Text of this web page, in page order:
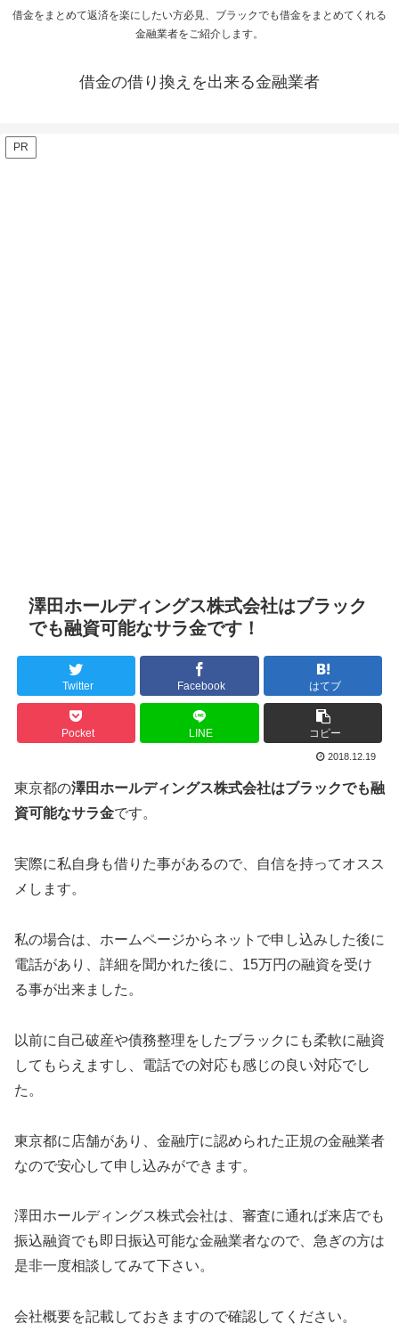
借金をまとめて返済を楽にしたい方必見、ブラックでも借金をまとめてくれる
金融業者をご紹介します。
借金の借り換えを出来る金融業者
PR
澤田ホールディングス株式会社はブラック
でも融資可能なサラ金です！
Twitter Facebook はてブ
Pocket LINE コピー
2018.12.19
東京都の澤田ホールディングス株式会社はブラックでも融
資可能なサラ金です。
実際に私自身も借りた事があるので、自信を持ってオスス
メします。
私の場合は、ホームページからネットで申し込みした後に
電話があり、詳細を聞かれた後に、15万円の融資を受け
る事が出来ました。
以前に自己破産や債務整理をしたブラックにも柔軟に融資
してもらえますし、電話での対応も感じの良い対応でし
た。
東京都に店舗があり、金融庁に認められた正規の金融業者
なので安心して申し込みができます。
澤田ホールディングス株式会社は、審査に通れば来店でも
振込融資でも即日振込可能な金融業者なので、急ぎの方は
是非一度相談してみて下さい。
会社概要を記載しておきますので確認してください。